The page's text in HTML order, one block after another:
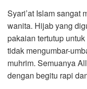
Syari’at Islam sangat
wanita. Hijab yang
pakaian tertutup
tidak mengumbar-
muhrim. Semuanya
dengan begitu rapi